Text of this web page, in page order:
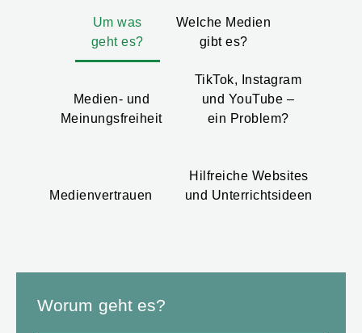
Um was
geht es?
Welche Medien
gibt es?
Medien- und
Meinungsfreiheit
TikTok, Instagram
und YouTube –
ein Problem?
Medienvertrauen
Hilfreiche Websites
und Unterrichtsideen
Worum geht es?